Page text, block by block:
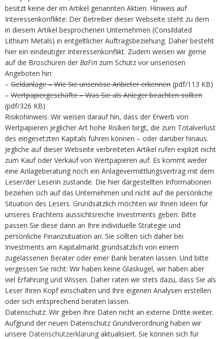
besitzt keine der im Artikel genannten Aktien. Hinweis auf
Interessenkonflikte: Der Betreiber dieser Webseite steht zu dem
in diesem Artikel besprochenen Unternehmen (Consildated
Lithium Metals) in entgeltlicher Auftragsbeziehung. Daher besteht
hier ein eindeutiger Interessenkonflikt. Zudem weisen wir gerne
auf die Broschüren der BaFin zum Schutz vor unseriösen
Angeboten hin:
– Geldanlage – Wie Sie unseriöse Anbieter erkennen (pdf/113 KB)
– Wertpapiergeschäfte – Was Sie als Anleger beachten sollten
(pdf/326 KB)
Risikohinweis: Wir weisen darauf hin, dass der Erwerb von
Wertpapieren jeglicher Art hohe Risiken birgt, die zum Totalverlust
des eingesetzten Kapitals führen können – oder darüber hinaus.
Jegliche auf dieser Webseite verbreiteten Artikel rufen explizit nicht
zum Kauf oder Verkauf von Wertpapieren auf. Es kommt weder
eine Anlageberatung noch ein Anlagevermittlungsvertrag mit dem
Leser/der Leserin zustande. Die hier dargestellten Informationen
beziehen sich auf das Unternehmen und nicht auf die persönliche
Situation des Lesers. Grundsätzlich möchten wir Ihnen Ideen für
unseres Erachtens aussichtsreiche Investments geben. Bitte
passen Sie diese dann an Ihre individuelle Strategie und
persönliche Finanzsituation an. Sie sollten sich daher bei
Investments am Kapitalmarkt grundsätzlich von einem
zugelassenen Berater oder einer Bank beraten lassen. Und bitte
vergessen Sie nicht: Wir haben keine Glaskugel, wir haben aber
viel Erfahrung und Wissen. Daher raten wir stets dazu, dass Sie als
Leser Ihren Kopf einschalten und Ihre eigenen Analysen erstellen
oder sich entsprechend beraten lassen.
Datenschutz: Wir geben Ihre Daten nicht an externe Dritte weiter.
Aufgrund der neuen Datenschutz Grundverordnung haben wir
unsere Datenschutzerklärung aktualisiert. Sie können sich für